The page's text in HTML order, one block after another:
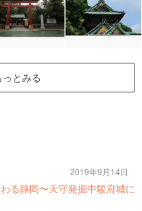
とみる
る静岡〜天守発掘中駿府城に
2019年9月14日